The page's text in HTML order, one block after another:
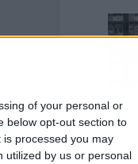
of your personal or
below opt-out section to
processed you may
utilized by us or personal